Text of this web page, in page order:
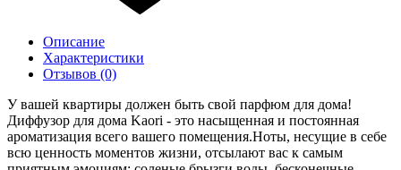
Описание
Характеристики
Отзывов (0)
У вашей квартиры должен быть свой парфюм для дома!
Диффузор для дома Kaori - это насыщенная и постоянная
ароматизация всего вашего помещения.Ноты, несущие в себе
всю ценность моментов жизни, отсылают вас к самым